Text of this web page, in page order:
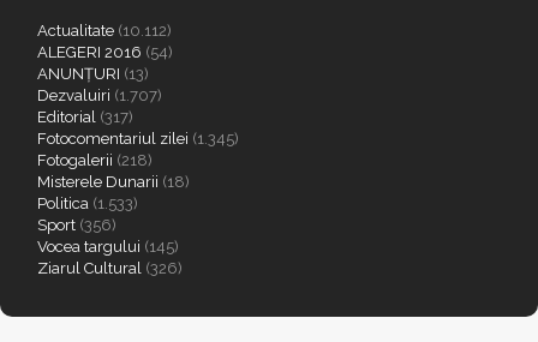
Actualitate (10.112)
ALEGERI 2016 (54)
ANUNȚURI (13)
Dezvaluiri (1.707)
Editorial (317)
Fotocomentariul zilei (1.345)
Fotogalerii (218)
Misterele Dunarii (18)
Politica (1.533)
Sport (356)
Vocea targului (145)
Ziarul Cultural (326)